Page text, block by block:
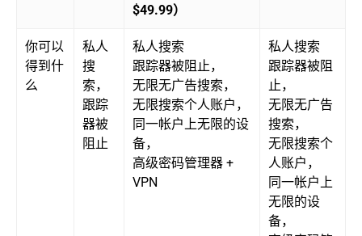
$49.99）
你可以
得到什
么
私人
搜
索，
跟踪
器被
阻止
私人搜索
跟踪器被阻止，
无限无广告搜索，
无限搜索个人账户，
同一帐户上无限的设
备，
高级密码管理器 +
VPN
私人搜索
跟踪器被阻
止，
无限无广告
搜索，
无限搜索个
人账户，
同一帐户上
无限的设
备，